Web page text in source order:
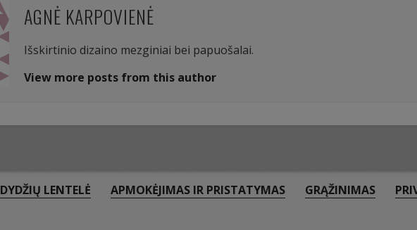
AGNĖ KARPOVIENĖ
Išskirtinio dizaino mezginiai bei papuošalai.
View more posts from this author
DYDŽIŲ LENTELĖ APMOKĖJIMAS IR PRISTATYMAS GRĄŽINIMAS